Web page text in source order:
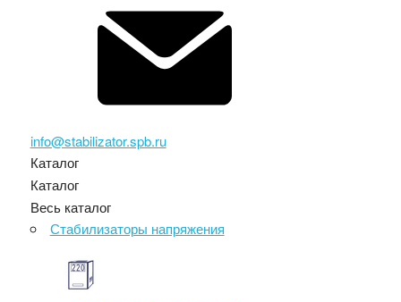
info@stabilizator.spb.ru
Каталог
Каталог
Весь каталог
Стабилизаторы напряжения